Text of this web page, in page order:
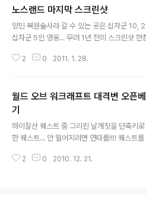
을 잡다니 70렙 vs 100렙의 체급차이로 인해
몹 100마리가 애드되어도 분노가 잘 안차요.
특하게 한번에 준 방패 착용... 아웃랜드 시절
상변환 해줬습니다. 역시 타우렌에게 어울리는
노스랜드 마지막 스크린샷
양민 복원술사라 갈 수 있는 곳은 십자군 10,
십자군 5인 영웅... 무려 1년 전의 스크린샷 한
2 0 2011. 1. 28.
월드 오브 워크래프트 대격변 오픈베
기
하이잘산 퀘스트 중 그리핀 날개짓을 단축키
한 퀘스트... 안 떨어지려면 연타를!!!! 퀘스트를
축키로 연설을 4가지 종류로 연타해야 완료된
2 0 2010. 12. 21.